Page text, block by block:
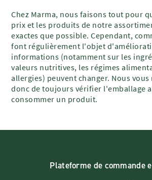
Chez Marma, nous faisons tout pour
prix et les produits de notre
exactes que possible. Cependant,
font régulièrement l'objet
informations (notamment sur les
valeurs nutritives, les régimes
allergies) peuvent changer. Nous
donc de toujours vérifier l'emballage
consommer un produit.
Plateforme de commande